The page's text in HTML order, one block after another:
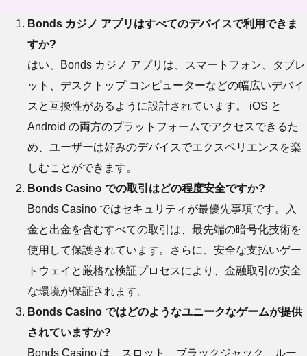
Bonds カジノ アプリはすべてのデバイスで利用できま
すか?
はい、Bonds カジノ アプリは、スマートフォン、タブレ
ット、デスクトップ コンピューターなどの幅広いデバイ
スと互換性があるように設計されています。 iOS と
Android の両方のプラットフォームでアクセスできるた
め、ユーザーは好みのデバイスでエクスペリエンスを楽
しむことができます。
Bonds Casino での取引はどの程度安全ですか?
Bonds Casino ではセキュリティが最優先事項です。入
金と出金を含むすべての取引は、最先端の暗号化技術を
使用して保護されています。さらに、安全な支払いゲー
トウェイと厳格な検証プロセスにより、金融取引の安全
な環境が保証されます。
Bonds Casino ではどのようなユニークなゲームが提供
されていますか?
Bonds Casino は、スロット、ブラックジャック、ルー